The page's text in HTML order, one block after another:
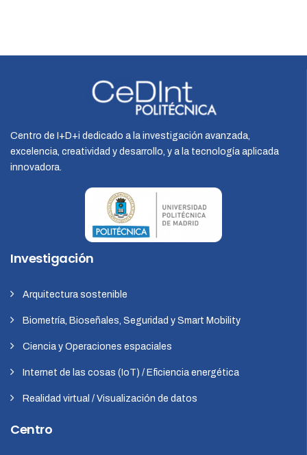
Centro de I+D+i dedicado a la investigación avanzada,
excelencia, creatividad y desarrollo, y a la tecnología aplicada
innovadora.
Investigación
Arquitectura sostenible
Biometría, Bioseñales, Seguridad y Smart Mobility
Ciencia y Operaciones espaciales
Internet de las cosas (IoT) / Eficiencia energética
Realidad virtual / Visualización de datos
Centro